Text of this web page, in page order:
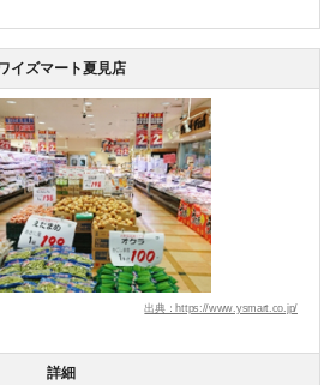
イズマート夏見店
出典：https://www.ysmart.co.jp/
詳細